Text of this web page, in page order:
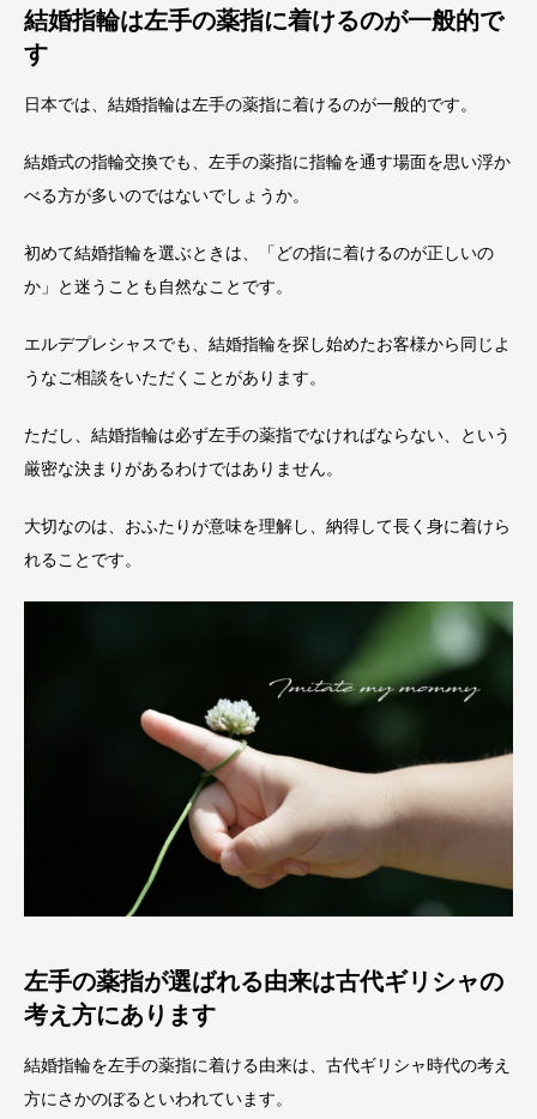
結婚指輪は左手の薬指に着けるのが一般的で
す
日本では、結婚指輪は左手の薬指に着けるのが一般的です。
結婚式の指輪交換でも、左手の薬指に指輪を通す場面を思い浮か
べる方が多いのではないでしょうか。
初めて結婚指輪を選ぶときは、「どの指に着けるのが正しいの
か」と迷うことも自然なことです。
エルデプレシャスでも、結婚指輪を探し始めたお客様から同じよ
うなご相談をいただくことがあります。
ただし、結婚指輪は必ず左手の薬指でなければならない、という
厳密な決まりがあるわけではありません。
大切なのは、おふたりが意味を理解し、納得して長く身に着けら
れることです。
左手の薬指が選ばれる由来は古代ギリシャの
考え方にあります
結婚指輪を左手の薬指に着ける由来は、古代ギリシャ時代の考え
方にさかのぼるといわれています。